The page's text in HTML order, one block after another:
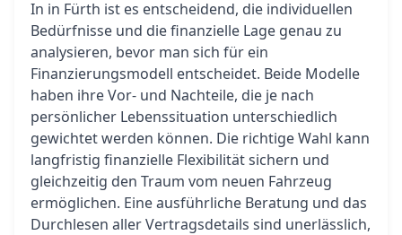
In in Fürth ist es entscheidend, die individuellen
Bedürfnisse und die finanzielle Lage genau zu
analysieren, bevor man sich für ein
Finanzierungsmodell entscheidet. Beide Modelle
haben ihre Vor- und Nachteile, die je nach
persönlicher Lebenssituation unterschiedlich
gewichtet werden können. Die richtige Wahl kann
langfristig finanzielle Flexibilität sichern und
gleichzeitig den Traum vom neuen Fahrzeug
ermöglichen. Eine ausführliche Beratung und das
Durchlesen aller Vertragsdetails sind unerlässlich,